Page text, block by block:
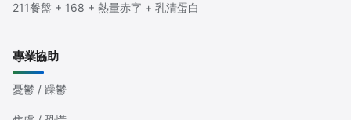
211餐盤 + 168 + 熱量赤字 + 乳清蛋白
專業協助
憂鬱 / 躁鬱